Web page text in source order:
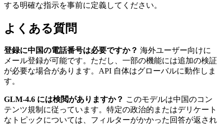
する明確な指示を事前に定義してください。
よくある質問
登録に中国の電話番号は必要ですか？ 海外ユーザー向けに
メール登録が可能です。ただし、一部の機能には追加の検証
が必要な場合があります。API 自体はグローバルに動作しま
す。
GLM-4.6 には検閲がありますか？ このモデルは中国のコン
テンツ規制に従っています。特定の政治的またはデリケート
なトピックについては、フィルターがかかった回答が返され